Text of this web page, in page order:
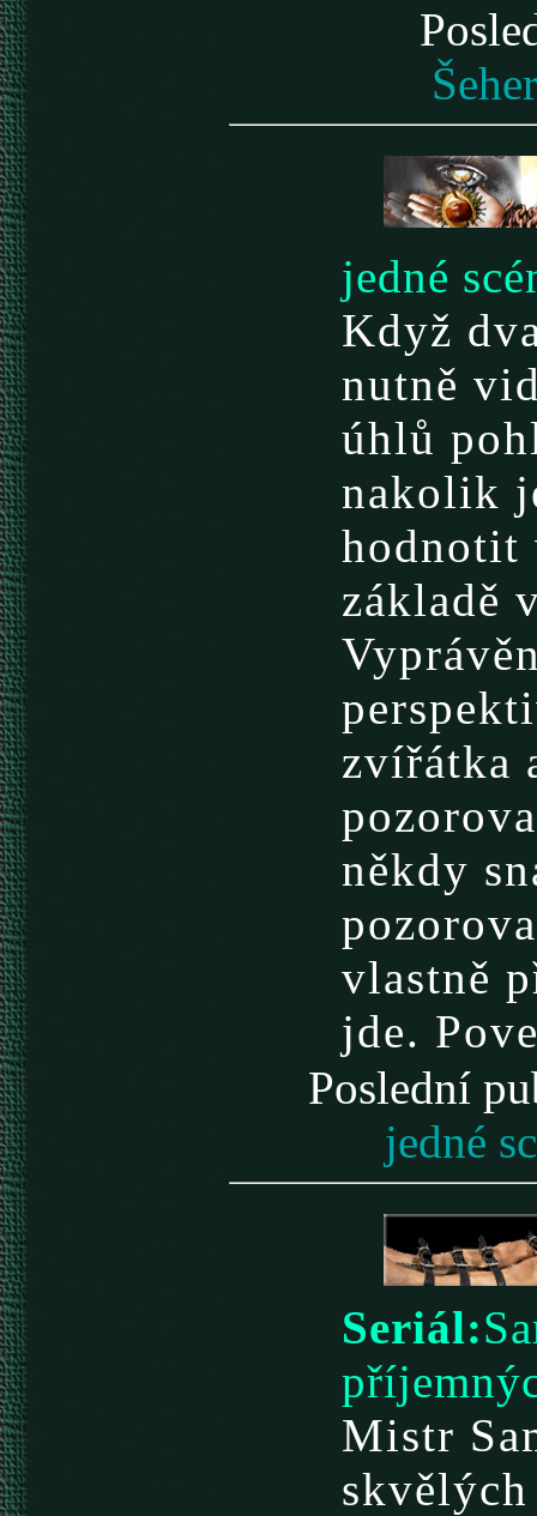
jedné
Když
nutně
úhlů
nakolik
hodnotit
základě
zvířátka
někdy
vlastně
jde.
Poslední
jedné
Seriál:
Mistr